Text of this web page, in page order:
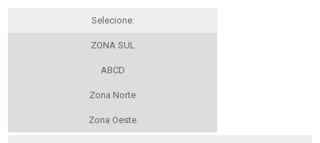
Selecione:
ZONA SUL
ABCD
Zona Norte
Zona Oeste